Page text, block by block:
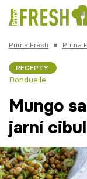
Česká kuchyně
Témata
Prima Fresh ■ Prima
RECEPTY
Bonduelle
Mungo
jarní